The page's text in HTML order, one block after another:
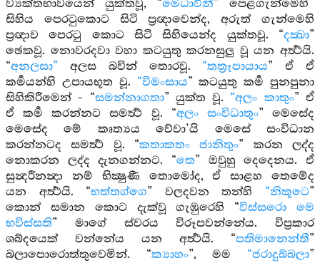
ව්‍යක්තභාවයෙන් යුක්තවූ, “මෙධාවිනී” පෙළගැන්මෙහි
සිහිය පෙරටුකොට සිටි ප්‍රඥාවෙන්ද, අරුත් ගැන්මෙහි
ප්‍රඥාව පෙරටු කොට සිටි සිහියෙන්ද යුක්තවූ. “දක්‍ඛා”
ඡෙකවූ. නොවරදවා වහා කටයුතු කරනසුලු වූ යන අර්‍ත්‍ථයි.
“අනලසා” අලස බවින් තොරවූ. “තත්‍රෑපායාය” ඒ ඒ
කර්‍මයන්හි උපායභූත වූ. “විමංසාය” කටයුතු කර්‍ම පුනපුනා
සිහිකිරීමෙන් - “සමන්නාගතා” යුක්ත වූ. “අලං කාතුං” ඒ
ඒ කර්‍ම කරන්නට සමර්‍ත්‍ථ වූ. “අලං සංවිධාතුං” මෙසේද
මෙසේද මේ කෘත්‍යය වේවා’යි මෙසේ සංවිධාන
කරන්නටද සමර්‍ත්‍ථ වූ. “කතාකතං ජානිතුං” කරන ලද්ද
නොකරන ලද්ද දැනගන්නට. “තෙ” ඔවුහු දෙදෙනය. ඒ
සුන්‍දරීනන්‍දා නම් භික්‍ෂුණී තොමෝද, ඒ සාළහ තෙමේද
යන අර්‍ත්‍ථයි. “භත්තග්ගෙ” වලදවන තන්හි “නිකූටෙ”
කොන් සමාන කොට දැක්වූ ගැඹුරෙහි “විස්සරො මෙ
භවිස්සති” මාගේ ස්වරය විරූපවන්නේය. විප්‍රකාර
ශබ්දයෙක් වන්නේය යන අර්‍ත්‍ථයි. “පතිමානෙන්තී”
බලාපොරොත්තුවෙමින්. “ක්‍යාහං”, මම “ජරාදුබ්බලා”